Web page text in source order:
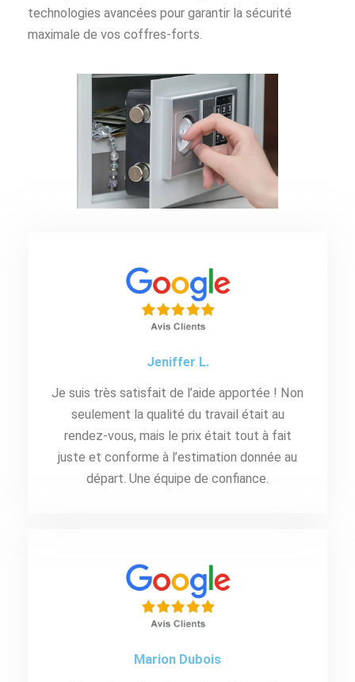
technologies avancées pour garantir la sécurité
maximale de vos coffres-forts.
Jeniffer L.
Je suis très satisfait de l’aide apportée ! Non
seulement la qualité du travail était au
rendez-vous, mais le prix était tout à fait
juste et conforme à l’estimation donnée au
départ. Une équipe de confiance.
Marion Dubois